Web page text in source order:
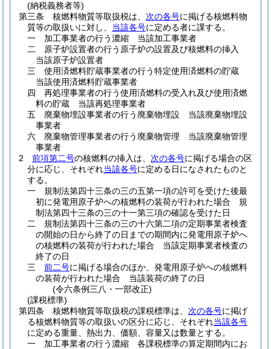
(納税義務者等)
第三条
核燃料物質等取扱税は、 次の各号に掲げる核燃料物
質等の取扱いに対し、 当該各号に定める者に課する。
一
加工事業者の行う濃縮 当該加工事業者
二
原子炉設置者の行う原子炉の設置及び核燃料の挿入
当該原子炉設置者
三
使用済燃料貯蔵事業者の行う特定使用済燃料の貯蔵
当該使用済燃料貯蔵事業者
四
再処理事業者の行う使用済燃料の受入れ及び使用済燃
料の貯蔵 当該再処理事業者
五
廃棄物埋設事業者の行う廃棄物埋設 当該廃棄物埋設
事業者
六
廃棄物管理事業者の行う廃棄物管理 当該廃棄物管理
事業者
2
前項第二号の核燃料の挿入は、 次の各号に掲げる場合の区
分に応じ、それぞれ当該各号に定める日になされたものと
する。
一
規制法第四十三条の三の五第一項の許可を受けた後最
初に発電用原子炉への核燃料の装荷が行われた場合 規
制法第四十三条の三の十一第三項の確認を受けた日
二
規制法第四十三条の三の十六第二項の定期事業者検査
の開始の日から終了の日までの期間内に発電用原子炉へ
の核燃料の装荷が行われた場合 当該定期事業者検査の
終了の日
三
前二号に掲げる場合のほか、発電用原子炉への核燃料
の装荷が行われた場合 当該装荷の終了の日
(令六条例三八・一部改正)
(課税標準)
第四条
核燃料物質等取扱税の課税標準は、 次の各号に掲げ
る核燃料物質等の取扱いの区分に応じ、それぞれ当該各号
に定める重量、熱出力、価額、容量又は数量とする。
一
加工事業者の行う濃縮 各課税標準の算定期間内にお